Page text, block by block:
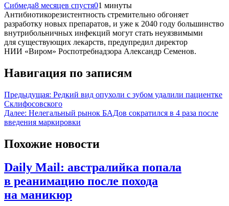
Сибмеда8 месяцев спустя01 минуты
Антибиотикорезистентность стремительно обгоняет
разработку новых препаратов, и уже к 2040 году большинство
внутрибольничных инфекций могут стать неуязвимыми
для существующих лекарств, предупредил директор
НИИ «Виром» Роспотребнадзора Александр Семенов.
Навигация по записям
Предыдущая: Редкий вид опухоли с зубом удалили пациентке
Склифосовского
Далее: Нелегальный рынок БАДов сократился в 4 раза после
введения маркировки
Похожие новости
Daily Mail: австралийка попала
в реанимацию после похода
на маникюр